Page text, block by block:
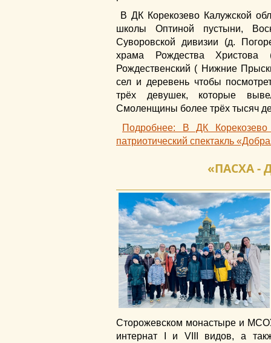
В ДК Корекозево Калужской
школы Оптиной пустыни,
Суворовской дивизии (д.
храма Рождества
Рождественский ( Нижние
сел и деревень чтобы
трёх девушек, которые
Смоленщины более трёх тысяч
Подробнее: В ДК
патриотический спектакль
«ПАСХА -
Сторожевском монастыре и
интернат I и VIII видов, а